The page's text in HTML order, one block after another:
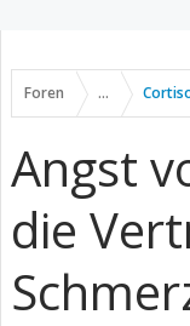
Foren ...
Angst
die